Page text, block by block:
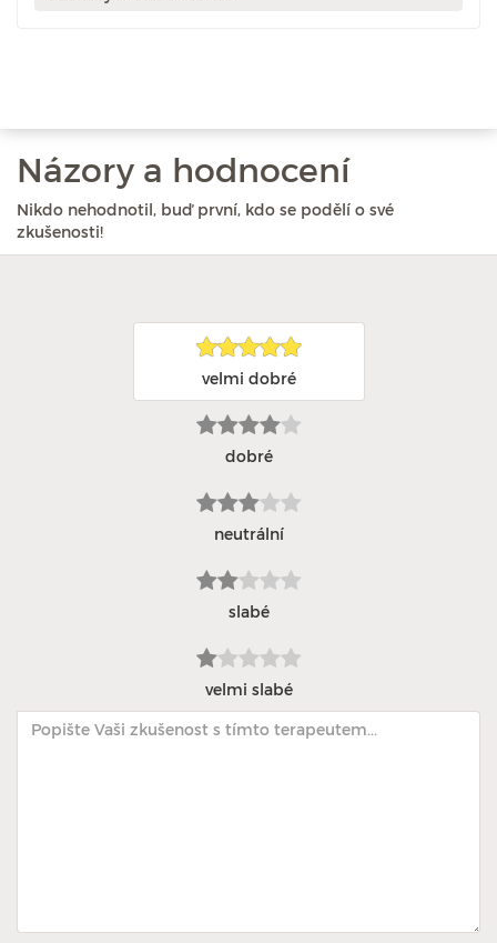
Názory a hodnocení
Nikdo nehodnotil, buď první, kdo se podělí o své
zkušenosti!
velmi dobré
dobré
neutrální
slabé
velmi slabé